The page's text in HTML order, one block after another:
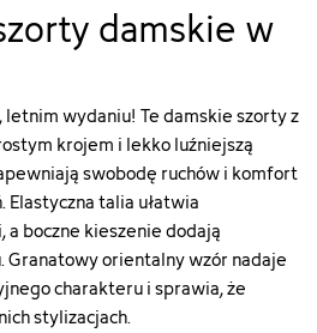
damskie w
wydaniu! Te damskie szorty z
krojem i lekko luźniejszą
swobodę ruchów i komfort
Elastyczna talia ułatwia
boczne kieszenie dodają
orientalny wzór nadaje
charakteru i sprawia, że
stylizacjach.